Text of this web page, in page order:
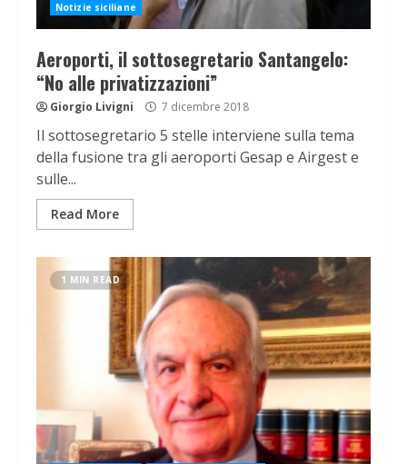
Notizie siciliane
Aeroporti, il sottosegretario Santangelo:
“No alle privatizzazioni”
Giorgio Livigni 7 dicembre 2018
Il sottosegretario 5 stelle interviene sulla tema
della fusione tra gli aeroporti Gesap e Airgest e
sulle...
Read More
1 MIN READ